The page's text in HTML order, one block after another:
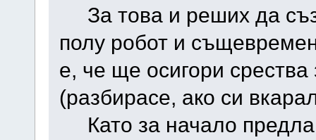
За това и реших да
полу робот и
е, че ще осигори
(разбирасе, ако си
Като за начало